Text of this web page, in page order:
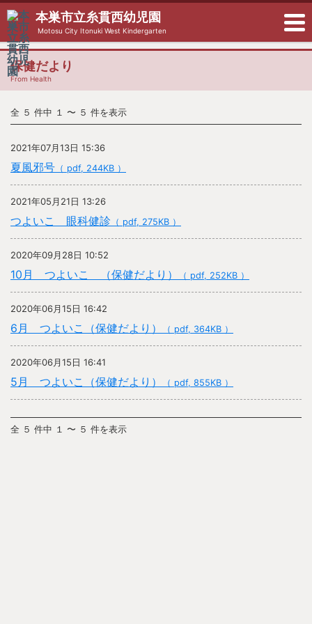
本巣市立糸貫西幼児園
Motosu City Itonuki West Kindergarten
保健だより
From Health
全 ５ 件中 １ 〜 ５ 件を表示
2021年07月13日 15:36
夏風邪号 （ pdf, 244KB ）
2021年05月21日 13:26
つよいこ 眼科健診 （ pdf, 275KB ）
2020年09月28日 10:52
10月 つよいこ （保健だより） （ pdf, 252KB ）
2020年06月15日 16:42
6月 つよいこ（保健だより） （ pdf, 364KB ）
2020年06月15日 16:41
5月 つよいこ（保健だより） （ pdf, 855KB ）
全 ５ 件中 １ 〜 ５ 件を表示